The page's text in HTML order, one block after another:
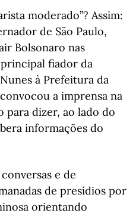
moderado”? Assim:
de São Paulo,
Bolsonaro nas
fiador da
à Prefeitura da
a imprensa na
para dizer, ao lado do
informações do
e de
de presídios por
orientando